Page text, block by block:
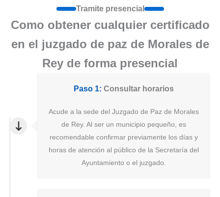
Tramite presencial
Como obtener cualquier certificado
en el juzgado de paz de Morales de
Rey de forma presencial
Paso 1: Consultar horarios
Acude a la sede del Juzgado de Paz de Morales
de Rey. Al ser un municipio pequeño, es
recomendable confirmar previamente los días y
horas de atención al público de la Secretaría del
Ayuntamiento o el juzgado.